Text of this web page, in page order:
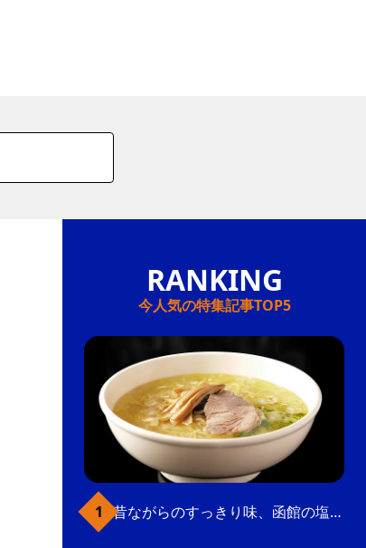
今人気の特集記事TOP5
昔ながらのすっきり味、函館の塩ラーメン